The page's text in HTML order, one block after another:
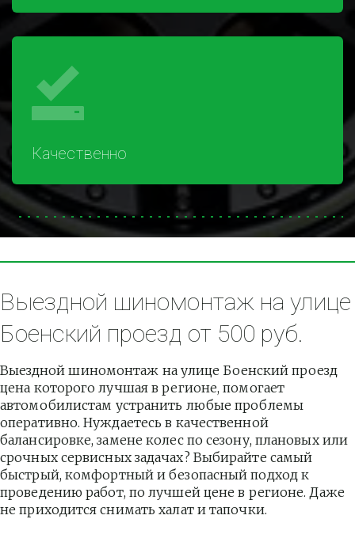
Качественно
Выездной шиномонтаж на улице
Боенский проезд от 500 руб.
Выездной шиномонтаж на улице Боенский проезд
цена которого лучшая в регионе, помогает
автомобилистам устранить любые проблемы
оперативно. Нуждаетесь в качественной
балансировке, замене колес по сезону, плановых или
срочных сервисных задачах? Выбирайте самый
быстрый, комфортный и безопасный подход к
проведению работ, по лучшей цене в регионе. Даже
не приходится снимать халат и тапочки.